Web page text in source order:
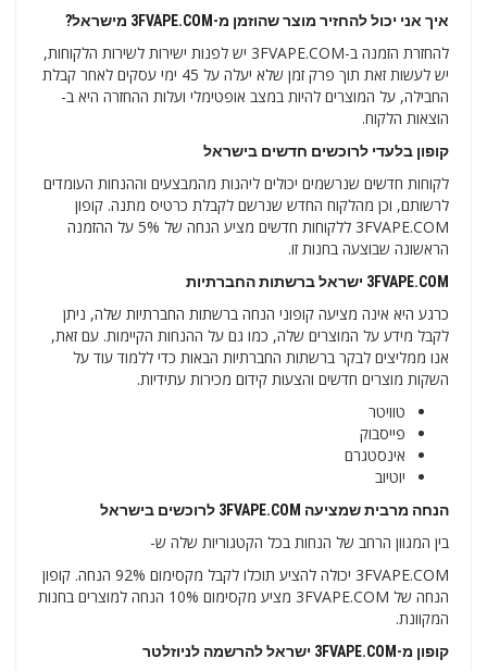
איך אני יכול להחזיר מוצר שהוזמן מ-3FVAPE.COM מישראל?
להחזרת הזמנה ב-3FVAPE.COM יש לפנות ישירות לשירות הלקוחות,
יש לעשות זאת תוך פרק זמן שלא יעלה על 45 ימי עסקים לאחר קבלת
החבילה, על המוצרים להיות במצב אופטימלי ועלות ההחזרה היא ב-
הוצאות הלקוח.
קופון בלעדי לרוכשים חדשים בישראל
לקוחות חדשים שנרשמים יכולים ליהנות מהמבצעים וההנחות העומדים
לרשותם, וכן מהלקוח החדש שנרשם לקבלת כרטיס מתנה. קופון
3FVAPE.COM ללקוחות חדשים מציע הנחה של 5% על ההזמנה
הראשונה שבוצעה בחנות זו.
3FVAPE.COM ישראל ברשתות החברתיות
כרגע היא אינה מציעה קופוני הנחה ברשתות החברתיות שלה, ניתן
לקבל מידע על המוצרים שלה, כמו גם על ההנחות הקיימות. עם זאת,
אנו ממליצים לבקר ברשתות החברתיות הבאות כדי ללמוד עוד על
השקות מוצרים חדשים והצעות קידום מכירות עתידיות.
טוויטר
פייסבוק
אינסטגרם
יוטיוב
הנחה מרבית שמציעה 3FVAPE.COM לרוכשים בישראל
בין המגוון הרחב של הנחות בכל הקטגוריות שלה ש-
3FVAPE.COM יכולה להציע תוכלו לקבל מקסימום 92% הנחה. קופון
הנחה של 3FVAPE.COM מציע מקסימום 10% הנחה למוצרים בחנות
המקוונת.
קופון מ- 3FVAPE.COM ישראל להרשמה לניוזלטר